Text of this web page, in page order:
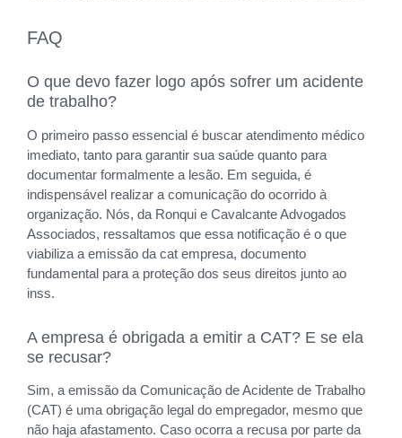
FAQ
O que devo fazer logo após sofrer um acidente
de trabalho?
O primeiro passo essencial é buscar atendimento médico
imediato, tanto para garantir sua saúde quanto para
documentar formalmente a lesão. Em seguida, é
indispensável realizar a comunicação do ocorrido à
organização. Nós, da Ronqui e Cavalcante Advogados
Associados, ressaltamos que essa notificação é o que
viabiliza a emissão da cat empresa, documento
fundamental para a proteção dos seus direitos junto ao
inss.
A empresa é obrigada a emitir a CAT? E se ela
se recusar?
Sim, a emissão da Comunicação de Acidente de Trabalho
(CAT) é uma obrigação legal do empregador, mesmo que
não haja afastamento. Caso ocorra a recusa por parte da